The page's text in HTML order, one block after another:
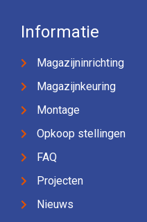
Informatie
Magazijninrichting
Magazijnkeuring
Montage
Opkoop stellingen
FAQ
Projecten
Nieuws